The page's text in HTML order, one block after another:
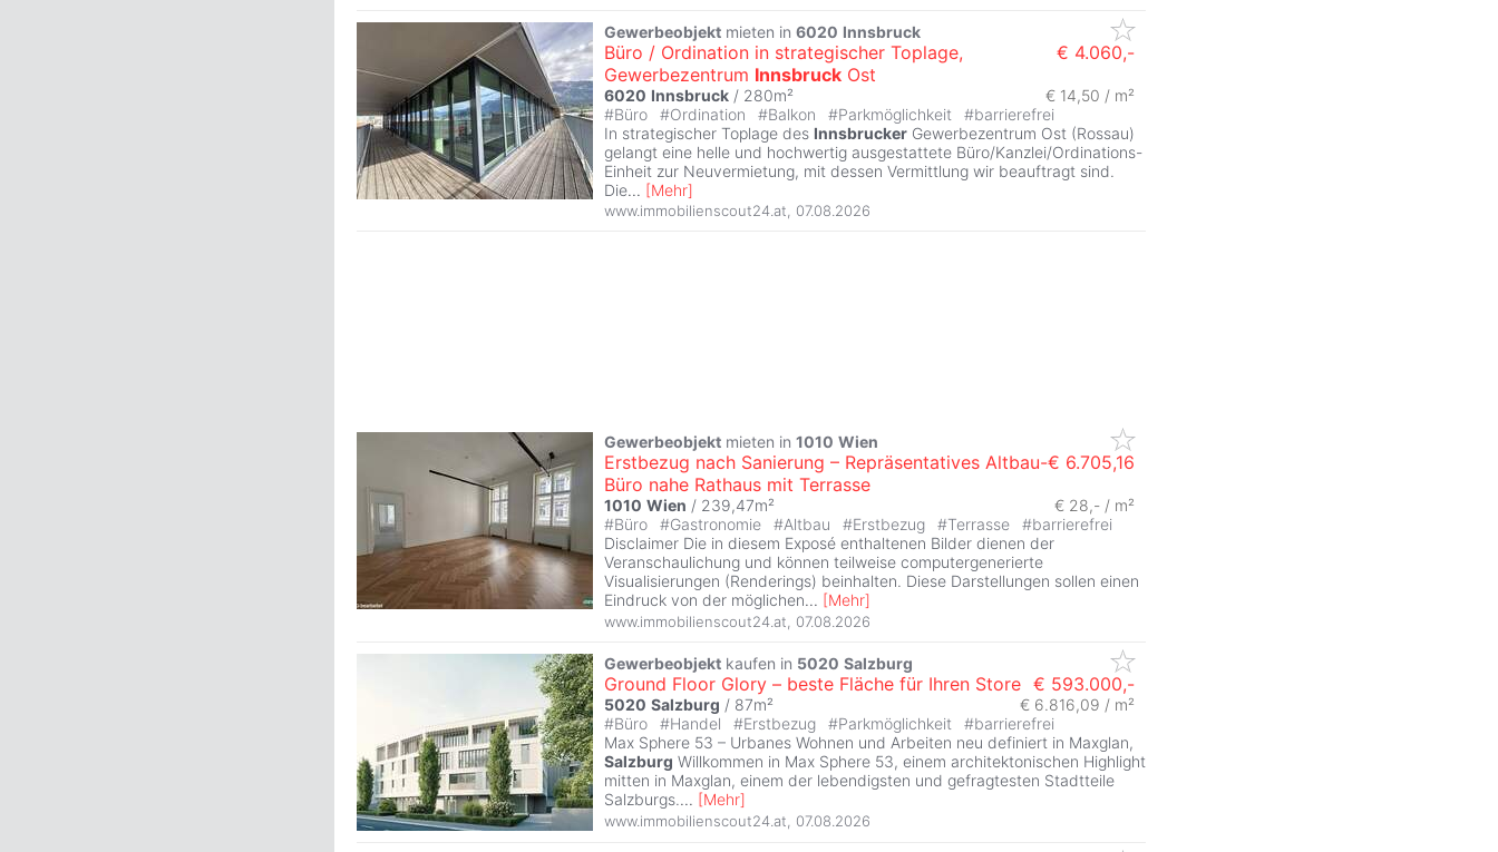
Gewerbeobjekt mieten in 6020 Innsbruck
Büro / Ordination in strategischer Toplage,
Gewerbezentrum Innsbruck Ost
€ 4.060,-
6020 Innsbruck / 280m²
€ 14,50 / m²
#Büro #Ordination #Balkon #Parkmöglichkeit #barrierefrei
In strategischer Toplage des Innsbrucker Gewerbezentrum Ost (Rossau)
gelangt eine helle und hochwertig ausgestattete Büro/Kanzlei/Ordinations-
Einheit zur Neuvermietung, mit dessen Vermittlung wir beauftragt sind.
Die... [Mehr]
www.immobilienscout24.at, 07.08.2026
Gewerbeobjekt mieten in 1010 Wien
Erstbezug nach Sanierung – Repräsentatives Altbau-
Büro nahe Rathaus mit Terrasse
€ 6.705,16
1010 Wien / 239,47m²
€ 28,- / m²
#Büro #Gastronomie #Altbau #Erstbezug #Terrasse #barrierefrei
Disclaimer Die in diesem Exposé enthaltenen Bilder dienen der
Veranschaulichung und können teilweise computergenerierte
Visualisierungen (Renderings) beinhalten. Diese Darstellungen sollen einen
Eindruck von der möglichen... [Mehr]
www.immobilienscout24.at 07.08.2026
Gewerbeobjekt kaufen in 5020 Salzburg
Ground Floor Glory – beste Fläche für Ihren Store € 593.000,-
5020 Salzburg / 87m²
€ 6.816,09 / m²
#Büro #Handel #Erstbezug #Parkmöglichkeit #barrierefrei
Max Sphere 53 – Urbanes Wohnen und Arbeiten neu definiert in Maxglan,
Salzburg Willkommen in Max Sphere 53, einem architektonischen Highlight
mitten in Maxglan, einem der lebendigsten und gefragtesten Stadtteile
Salzburgs.... [Mehr]
www.immobilienscout24.at 07.08.2026